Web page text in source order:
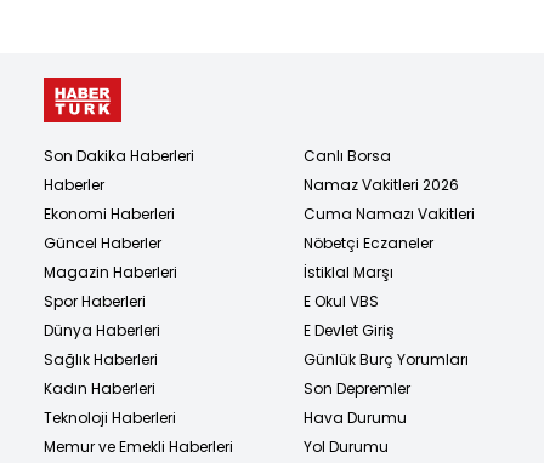
Son Dakika Haberleri
Haberler
Ekonomi Haberleri
Güncel Haberler
Magazin Haberleri
Spor Haberleri
Dünya Haberleri
Sağlık Haberleri
Kadın Haberleri
Teknoloji Haberleri
Memur ve Emekli Haberleri
Canlı Borsa
Namaz Vakitleri 2026
Cuma Namazı Vakitleri
Nöbetçi Eczaneler
İstiklal Marşı
E Okul VBS
E Devlet Giriş
Günlük Burç Yorumları
Son Depremler
Hava Durumu
Yol Durumu